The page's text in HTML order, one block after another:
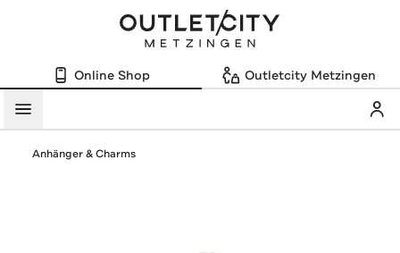
Online Shop Outletcity Metzingen
Menü
Anhänger & Charms